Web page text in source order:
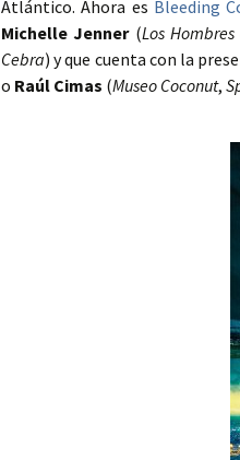
Atlántico. Ahora es Bleeding
Michelle Jenner(Los
Cebra) y que cuenta con la
o Raúl Cimas (Museo Coconut,